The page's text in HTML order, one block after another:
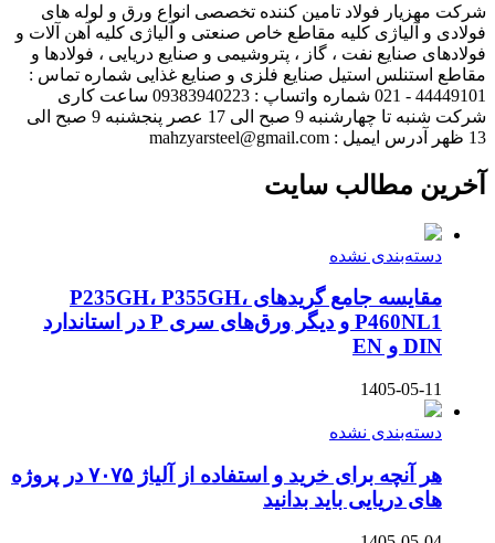
شرکت مهزیار فولاد تامین کننده تخصصی انواع ورق و لوله های
فولادی و آلیاژی کلیه مقاطع خاص صنعتی و آلیاژی کلیه آهن آلات و
فولادهای صنایع نفت ، گاز ، پتروشیمی و صنایع دریایی ، فولادها و
مقاطع استنلس استیل صنایع فلزی و صنایع غذایی شماره تماس :
44449101 - 021 شماره واتساپ : 09383940223 ساعت کاری
شرکت شنبه تا چهارشنبه 9 صبح الی 17 عصر پنجشنبه 9 صبح الی
13 ظهر آدرس ایمیل : mahzyarsteel@gmail.com
آخرین مطالب سایت
دسته‌بندی نشده
مقایسه جامع گریدهای P235GH، P355GH،
P460NL1 و دیگر ورق‌های سری P در استاندارد
DIN و EN
1405-05-11
دسته‌بندی نشده
هر آنچه برای خرید و استفاده از آلیاژ ۷۰۷۵ در پروژه
های دریایی باید بدانید